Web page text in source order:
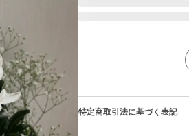
特定商取引法に基づく表記